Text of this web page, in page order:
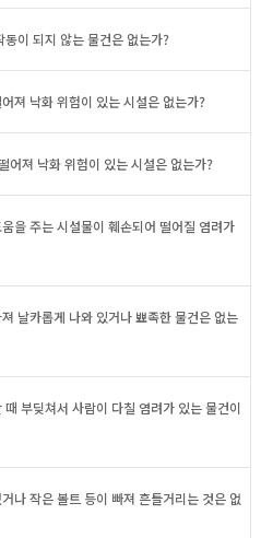
이 되지 않는 물건은 없는가?
져 낙화 위험이 있는 시설은 없는가?
어져 낙화 위험이 있는 시설은 없는가?
을 주는 시설물이 훼손되어 떨어질 염려가
날카롭게 나와 있거나 뾰족한 물건은 없는
부딪쳐서 사람이 다칠 염려가 있는 물건이
나 작은 볼트 등이 빠져 흔들거리는 것은 없